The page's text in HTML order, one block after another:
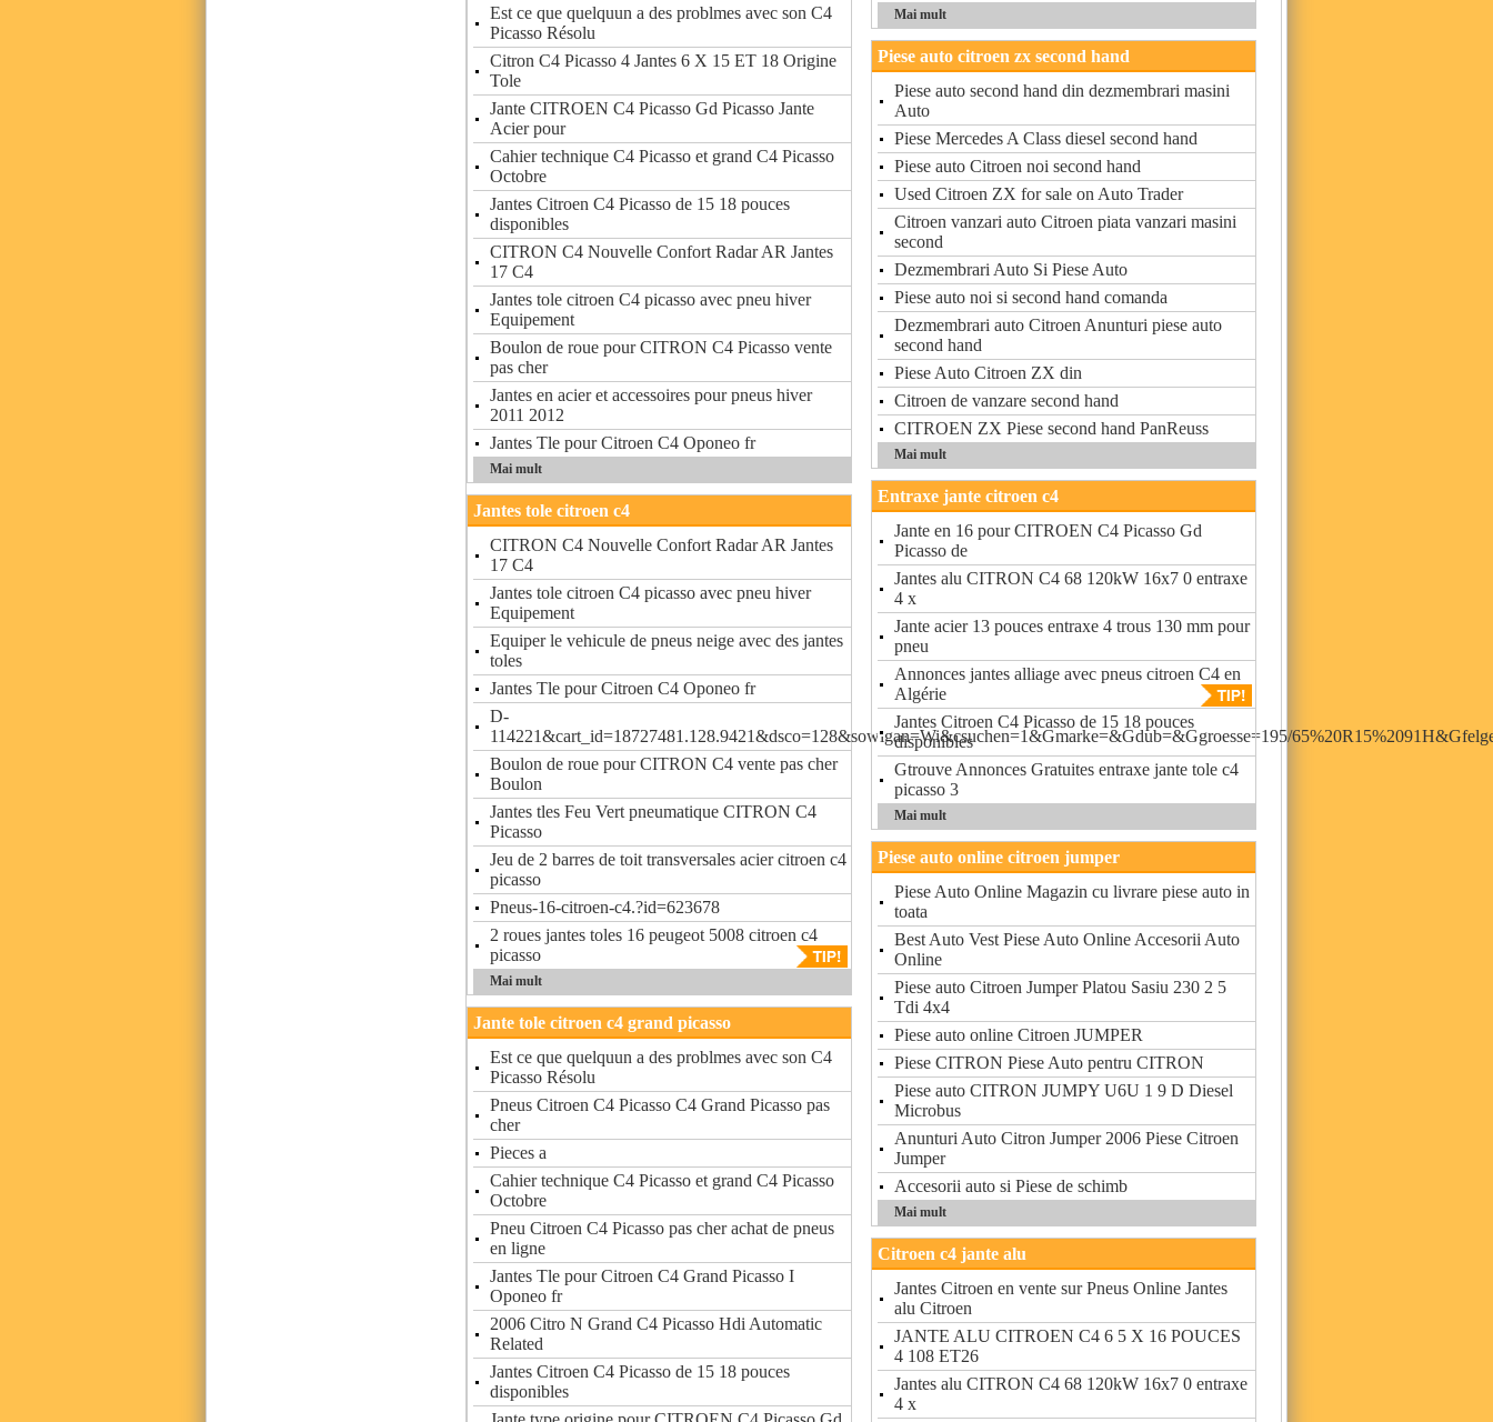
Est ce que quelquun a des problmes avec son C4
Picasso Résolu
Citron C4 Picasso 4 Jantes 6 X 15 ET 18 Origine
Tole
Jante CITROEN C4 Picasso Gd Picasso Jante
Acier pour
Cahier technique C4 Picasso et grand C4 Picasso
Octobre
Jantes Citroen C4 Picasso de 15 18 pouces
disponibles
CITRON C4 Nouvelle Confort Radar AR Jantes
17 C4
Jantes tole citroen C4 picasso avec pneu hiver
Equipement
Boulon de roue pour CITRON C4 Picasso vente
pas cher
Jantes en acier et accessoires pour pneus hiver
2011 2012
Jantes Tle pour Citroen C4 Oponeo fr
Mai mult
Jantes tole citroen c4
CITRON C4 Nouvelle Confort Radar AR Jantes
17 C4
Jantes tole citroen C4 picasso avec pneu hiver
Equipement
Equiper le vehicule de pneus neige avec des jantes
toles
Jantes Tle pour Citroen C4 Oponeo fr
D-
114221&cart_id=18727481.128.9421&dsco=128&sowigan=Wi&csuchen=1&Gmarke=&Gdub=&Ggroesse=195/
Boulon de roue pour CITRON C4 vente pas cher
Boulon
Jantes tles Feu Vert pneumatique CITRON C4
Picasso
Jeu de 2 barres de toit transversales acier citroen c4
picasso
Pneus-16-citroen-c4.?id=623678
2 roues jantes toles 16 peugeot 5008 citroen c4
picasso
Mai mult
Jante tole citroen c4 grand picasso
Est ce que quelquun a des problmes avec son C4
Picasso Résolu
Pneus Citroen C4 Picasso C4 Grand Picasso pas
cher
Pieces a
Cahier technique C4 Picasso et grand C4 Picasso
Octobre
Pneu Citroen C4 Picasso pas cher achat de pneus
en ligne
Jantes Tle pour Citroen C4 Grand Picasso I
Oponeo fr
2006 Citro N Grand C4 Picasso Hdi Automatic
Related
Jantes Citroen C4 Picasso de 15 18 pouces
disponibles
Mai mult
Piese auto citroen zx second hand
Piese auto second hand din dezmembrari masini
Auto
Piese Mercedes A Class diesel second hand
Piese auto Citroen noi second hand
Used Citroen ZX for sale on Auto Trader
Citroen vanzari auto Citroen piata vanzari masini
second
Dezmembrari Auto Si Piese Auto
Piese auto noi si second hand comanda
Dezmembrari auto Citroen Anunturi piese auto
second hand
Piese Auto Citroen ZX din
Citroen de vanzare second hand
CITROEN ZX Piese second hand PanReuss
Mai mult
Entraxe jante citroen c4
Jante en 16 pour CITROEN C4 Picasso Gd
Picasso de
Jantes alu CITRON C4 68 120kW 16x7 0 entraxe
4 x
Jante acier 13 pouces entraxe 4 trous 130 mm pour
pneu
Annonces jantes alliage avec pneus citroen C4 en
Algérie
Jantes Citroen C4 Picasso de 15 18 pouces
disponibles
Gtrouve Annonces Gratuites entraxe jante tole c4
picasso 3
Mai mult
Piese auto online citroen jumper
Piese Auto Online Magazin cu livrare piese auto in
toata
Best Auto Vest Piese Auto Online Accesorii Auto
Online
Piese auto Citroen Jumper Platou Sasiu 230 2 5
Tdi 4x4
Piese auto online Citroen JUMPER
Piese CITRON Piese Auto pentru CITRON
Piese auto CITRON JUMPY U6U 1 9 D Diesel
Microbus
Anunturi Auto Citron Jumper 2006 Piese Citroen
Jumper
Accesorii auto si Piese de schimb
Mai mult
Citroen c4 jante alu
Jantes Citroen en vente sur Pneus Online Jantes
alu Citroen
JANTE ALU CITROEN C4 6 5 X 16 POUCES
4 108 ET26
Jantes alu CITRON C4 68 120kW 16x7 0 entraxe
4 x